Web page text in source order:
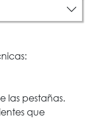
las pestañas.
que